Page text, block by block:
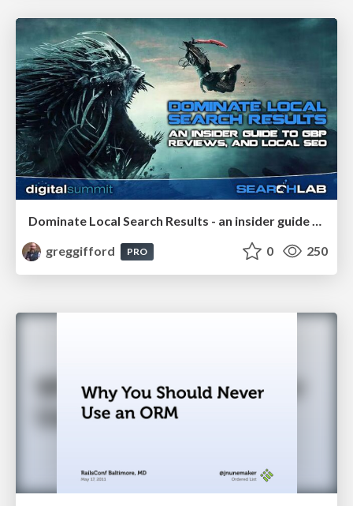
Dominate Local Search Results - an insider guide to GBP, reviews, and Local SEO
greggifford
PRO 0 250